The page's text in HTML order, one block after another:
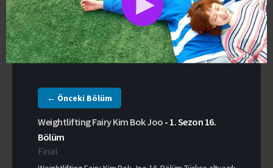
← Önceki Bölüm
Weightlifting Fairy Kim Bok Joo - 1. Sezon 16.
Bölüm
Final